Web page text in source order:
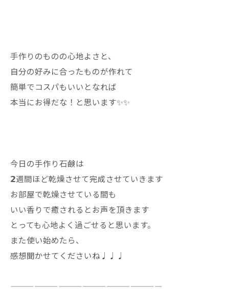
手作りのものの心地よさと、
自分の好みに合ったものが作れて
簡単でコスパもいいとなれば
本当にお得だな！と思います✨✨
今日の手作り石鹸は
𝟮週間ほど乾燥させて完成させていきます
お部屋で乾燥させている間も
いい香りで癒されるとお声を頂きます
とっても心地よく過ごせると思います。
また使い始めたら、
感想聞かせてくださいね♩♩♩
———————————————————